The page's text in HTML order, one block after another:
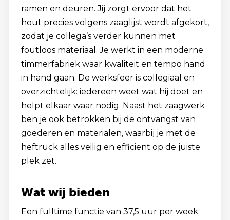
ramen en deuren. Jij zorgt ervoor dat het
hout precies volgens zaaglijst wordt afgekort,
zodat je collega’s verder kunnen met
foutloos materiaal. Je werkt in een moderne
timmerfabriek waar kwaliteit en tempo hand
in hand gaan. De werksfeer is collegiaal en
overzichtelijk: iedereen weet wat hij doet en
helpt elkaar waar nodig. Naast het zaagwerk
ben je ook betrokken bij de ontvangst van
goederen en materialen, waarbij je met de
heftruck alles veilig en efficiënt op de juiste
plek zet.
Wat wij bieden
Een fulltime functie van 37,5 uur per week;